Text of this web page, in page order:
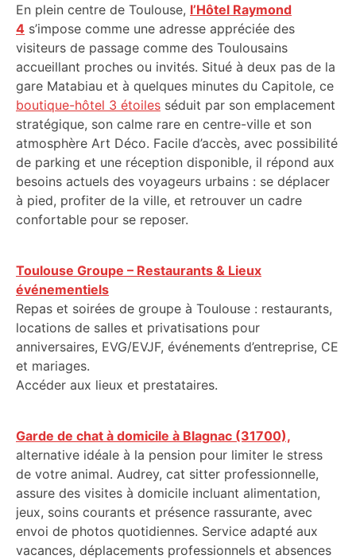
En plein centre de Toulouse, l’Hôtel Raymond
4 s’impose comme une adresse appréciée des
visiteurs de passage comme des Toulousains
accueillant proches ou invités. Situé à deux pas de la
gare Matabiau et à quelques minutes du Capitole, ce
boutique-hôtel 3 étoiles séduit par son emplacement
stratégique, son calme rare en centre-ville et son
atmosphère Art Déco. Facile d’accès, avec possibilité
de parking et une réception disponible, il répond aux
besoins actuels des voyageurs urbains : se déplacer
à pied, profiter de la ville, et retrouver un cadre
confortable pour se reposer.
Toulouse Groupe – Restaurants & Lieux
événementiels
Repas et soirées de groupe à Toulouse : restaurants,
locations de salles et privatisations pour
anniversaires, EVG/EVJF, événements d’entreprise, CE
et mariages.
Accéder aux lieux et prestataires.
Garde de chat à domicile à Blagnac (31700),
alternative idéale à la pension pour limiter le stress
de votre animal. Audrey, cat sitter professionnelle,
assure des visites à domicile incluant alimentation,
jeux, soins courants et présence rassurante, avec
envoi de photos quotidiennes. Service adapté aux
vacances, déplacements professionnels et absences